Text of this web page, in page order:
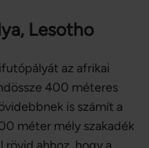
Lesotho
az afrikai
400 méteres
is számít a
méter mély szakadék